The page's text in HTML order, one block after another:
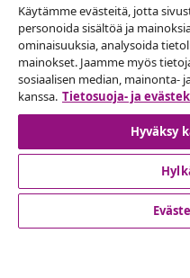
Peruuta tilaus
Lähetä tilauksen
Käytämme evästeitä, jotta
personoida sisältöä ja
ominaisuuksia, analysoida
mainokset. Jaamme myös
sosiaalisen median, mainonta-
kanssa. Tietosuoja- ja
Hyväksy